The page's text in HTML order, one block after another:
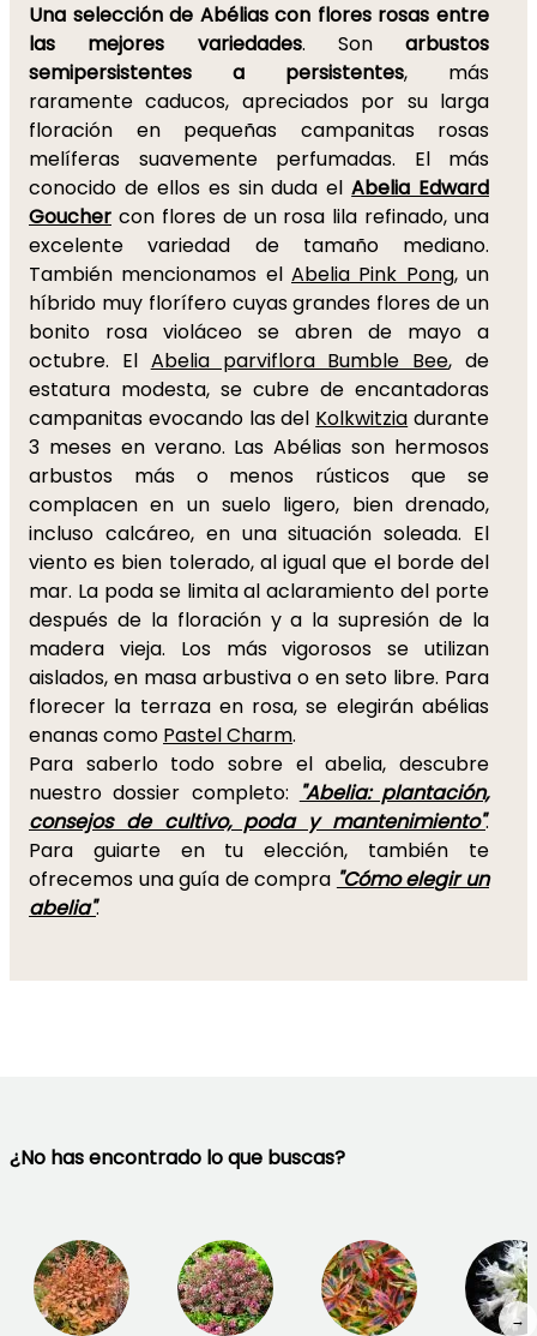
Una selección de Abélias con flores rosas entre
las mejores variedades. Son arbustos
semipersistentes a persistentes, más
raramente caducos, apreciados por su larga
floración en pequeñas campanitas rosas
melíferas suavemente perfumadas. El más
conocido de ellos es sin duda elAbelia Edward
Goucher con flores de un rosa lila refinado, una
excelente variedad de tamaño mediano.
También mencionamos el Abelia Pink Pong, un
híbrido muy florífero cuyas grandes flores de un
bonito rosa violáceo se abren de mayo a
octubre. El Abelia parviflora Bumble Bee, de
estatura modesta, se cubre de encantadoras
campanitas evocando las del Kolkwitzia durante
3 meses en verano. Las Abélias son hermosos
arbustos más o menos rústicos que se
complacen en un suelo ligero, bien drenado,
incluso calcáreo, en una situación soleada. El
viento es bien tolerado, al igual que el borde del
mar. La poda se limita al aclaramiento del porte
después de la floración y a la supresión de la
madera vieja. Los más vigorosos se utilizan
aislados, en masa arbustiva o en seto libre. Para
florecer la terraza en rosa, se elegirán abélias
enanas como Pastel Charm.
Para saberlo todo sobre el abelia, descubre
nuestro dossier completo: "Abelia: plantación,
consejos de cultivo, poda y mantenimiento".
Para guiarte en tu elección, también te
ofrecemos una guía de compra "Cómo elegir un
abelia".
¿No has encontrado lo que buscas?
→